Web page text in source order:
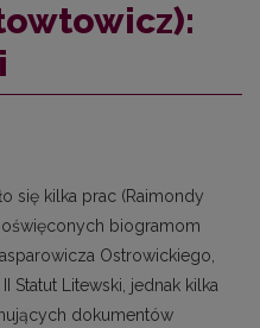
się kilka prac (Raimondy
biogramom
Ostrowickiego,
Statut Litewski, jednak kilka
dokumentów